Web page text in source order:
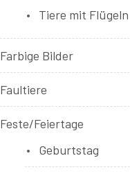
Tiere mit Flügeln
Farbige Bilder
Faultiere
Feste/Feiertage
Geburtstag